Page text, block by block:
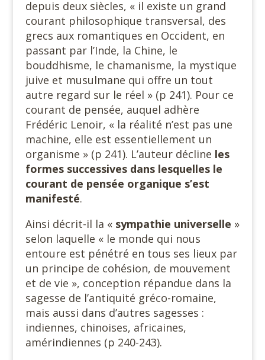
depuis deux siècles, « il existe un grand
courant philosophique transversal, des
grecs aux romantiques en Occident, en
passant par l’Inde, la Chine, le
bouddhisme, le chamanisme, la mystique
juive et musulmane qui offre un tout
autre regard sur le réel » (p 241). Pour ce
courant de pensée, auquel adhère
Frédéric Lenoir, « la réalité n’est pas une
machine, elle est essentiellement un
organisme » (p 241). L’auteur décline les
formes successives dans lesquelles le
courant de pensée organique s’est
manifesté.
Ainsi décrit-il la « sympathie universelle »
selon laquelle « le monde qui nous
entoure est pénétré en tous ses lieux par
un principe de cohésion, de mouvement
et de vie », conception répandue dans la
sagesse de l’antiquité gréco-romaine,
mais aussi dans d’autres sagesses :
indiennes, chinoises, africaines,
amérindiennes (p 240-243).